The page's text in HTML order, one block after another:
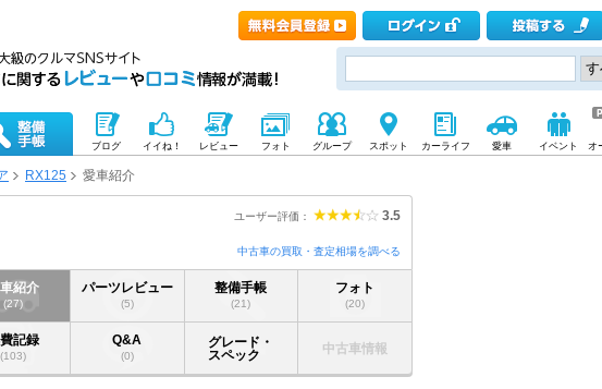
ブログ イイね！ レビュー フォト グループ スポット カーライフ 愛車 イベント オ
RX125 愛車紹介
ユーザー評価： 3.5
中古車の買取・査定相場を調べる
紹介
(27)
パーツレビュー
(5)
整備手帳
(21)
フォト
(20)
記録
(103)
Q&A
(0)
グレード・
スペック
中古車情報